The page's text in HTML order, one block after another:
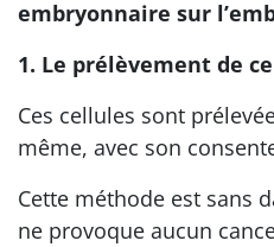
embryonnaire sur
1. Le prélèvement de
Ces cellules sont
même, avec son
Cette méthode est sans
ne provoque aucun